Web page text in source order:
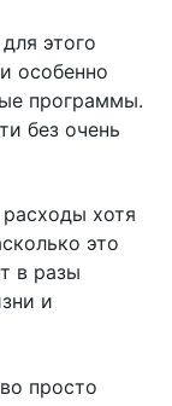
этого
особенно
программы.
без очень
хотя
это
в разы
и
просто